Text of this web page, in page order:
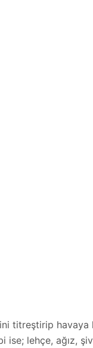
havaya
lehçe, ağız,